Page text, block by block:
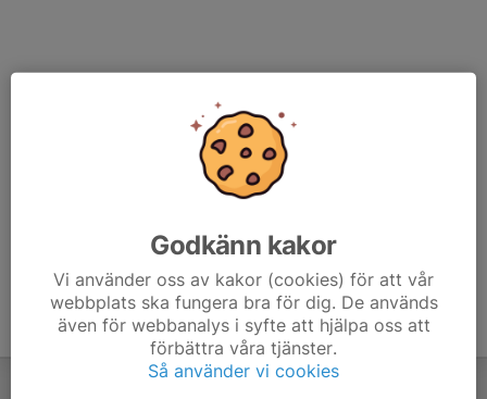
Godkänn kakor
Vi använder oss av kakor (cookies) för att vår
webbplats ska fungera bra för dig. De används
även för webbanalys i syfte att hjälpa oss att
förbättra våra tjänster.
Så använder vi cookies